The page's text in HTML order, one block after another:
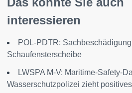
interessieren
POL-PDTR:
Schaufensterscheibe
LWSPA M-V: Maritime-Safety-
Wasserschutzpolizei zieht